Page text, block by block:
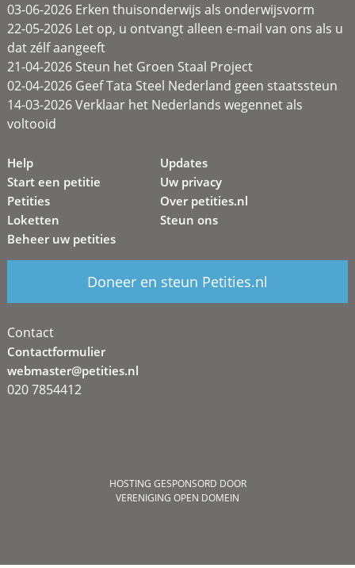
03-06-2026 Erken thuisonderwijs als onderwijsvorm
22-05-2026 Let op, u ontvangt alleen e-mail van ons als u
dat zélf aangeeft
21-04-2026 Steun het Groen Staal Project
02-04-2026 Geef Tata Steel Nederland geen staatssteun
14-03-2026 Verklaar het Nederlands wegennet als
voltooid
Help
Start een petitie
Petities
Loketten
Beheer uw petities
Updates
Uw privacy
Over petities.nl
Steun ons
Doneer en steun Petities.nl
Contact
Contactformulier
webmaster@petities.nl
020 7854412
HOSTING GESPONSORD DOOR
VERENIGING OPEN DOMEIN